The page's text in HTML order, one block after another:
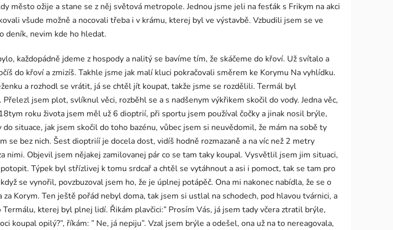
město ožije a stane se z něj světová metropole. Jednou jsme jeli na fesťák s Frikym na akci
všude možně a nocovali třeba i v krámu, kterej byl ve výstavbě. Vzbudili jsem se ve
deník, nevim kde ho hledat.
každopádně jdeme z hospody a nalitý se bavíme tím, že skáčeme do křoví. Už svítalo a
do křoví a zmizíš. Takhle jsme jak malí kluci pokračovali směrem ke Korymu Na vyhlídku.
a rozhodl se vrátit, já se chtěl jít koupat, takže jsme se rozdělili. Termál byl
jsem plot, svlíknul věci, rozběhl se a s nadšenym výkřikem skočil do vody. Jedna věc,
roku života jsem měl už 6 dioptrií, při sportu jsem používal čočky a jinak nosil brýle,
situace, jak jsem skočil do toho bazénu, vůbec jsem si neuvědomil, že mám na sobě ty
bez nich. Šest dioptriíí je docela dost, vidíš hodně rozmazaně a na víc než 2 metry
nimi. Objevil jsem nějakej zamilovanej pár co se tam taky koupal. Vysvětlil jsem jim situaci,
Týpek byl střízlivej k tomu srdcař a chtěl se vytáhnout a asi i pomoct, tak se tam pro
se vynořil, povzbuzoval jsem ho, že je úplnej potápěč. Ona mi nakonec nabídla, že se o
Korym. Ten ještě pořád nebyl doma, tak jsem si ustlal na schodech, pod hlavou tvárnici, a
kterej byl plnej lidí. Řikám plavčici:” Prosím Vás, já jsem tady včera ztratil brýle,
koupal opilý?”, říkám: ” Ne, já nepiju”. Vzal jsem brýle a odešel, ona už na to nereagovala,